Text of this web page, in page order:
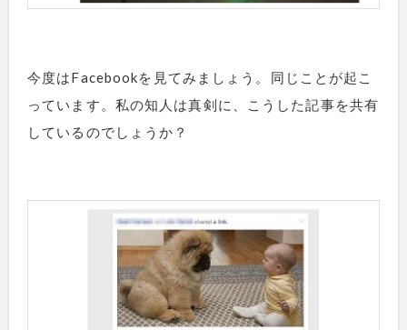
今度はFacebookを見てみましょう。同じことが起こ
っています。私の知人は真剣に、こうした記事を共有
しているのでしょうか？